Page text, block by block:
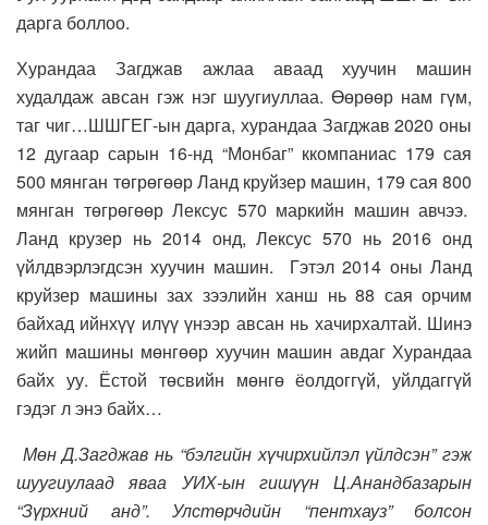
дарга боллоо.
Хурандаа Загджав ажлаа аваад хуучин машин
худалдаж авсан гэж нэг шуугиуллаа. Өөрөөр нам гүм,
таг чиг…ШШГЕГ-ын дарга, хурандаа Загджав 2020 оны
12 дугаар сарын 16-нд “Монбаг” ккомпаниас 179 сая
500 мянган төгрөгөөр Ланд круйзер машин, 179 сая 800
мянган төгрөгөөр Лексус 570 маркийн машин авчээ.
Ланд крузер нь 2014 онд, Лексус 570 нь 2016 онд
үйлдвэрлэгдсэн хуучин машин. Гэтэл 2014 оны Ланд
круйзер машины зах зээлийн ханш нь 88 сая орчим
байхад ийнхүү илүү үнээр авсан нь хачирхалтай. Шинэ
жийп машины мөнгөөр хуучин машин авдаг Хурандаа
байх уу. Ёстой төсвийн мөнгө ёолдоггүй, уйлдаггүй
гэдэг л энэ байх…
Мөн Д.Загджав нь “бэлгийн хүчирхийлэл үйлдсэн” гэж
шуугиулаад яваа УИХ-ын гишүүн Ц.Анандбазарын
“Зүрхний анд”. Улстөрчдийн “пентхауз” болсон